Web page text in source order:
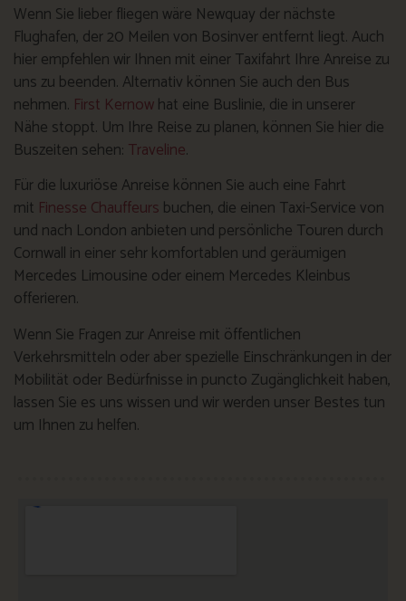
Wenn Sie lieber fliegen wäre Newquay der nächste
Flughafen, der 20 Meilen von Bosinver entfernt liegt. Auch
hier empfehlen wir Ihnen mit einer Taxifahrt Ihre Anreise zu
uns zu beenden. Alternativ können Sie auch den Bus
nehmen. First Kernowhat eine Buslinie, die in unserer
Nähe stoppt. Um Ihre Reise zu planen, können Sie hier die
Buszeiten sehen: Traveline.
Für die luxuriöse Anreise können Sie auch eine Fahrt
mit Finesse Chauffeurs buchen, die einen Taxi-Service von
und nach London anbieten und persönliche Touren durch
Cornwall in einer sehr komfortablen und geräumigen
Mercedes Limousine oder einem Mercedes Kleinbus
offerieren.
Wenn Sie Fragen zur Anreise mit öffentlichen
Verkehrsmitteln oder aber spezielle Einschränkungen in der
Mobilität oder Bedürfnisse in puncto Zugänglichkeit haben,
lassen Sie es uns wissen und wir werden unser Bestes tun
um Ihnen zu helfen.